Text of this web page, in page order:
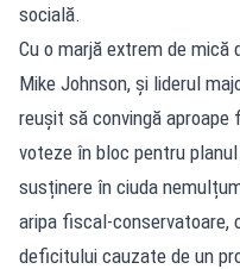
socială.
Cu o marjă extrem de mică
Mike Johnson, și liderul
reușit să convingă
voteze în bloc pentru
susținere în ciuda
aripa fiscal-conservatoare,
deficitului cauzate de un